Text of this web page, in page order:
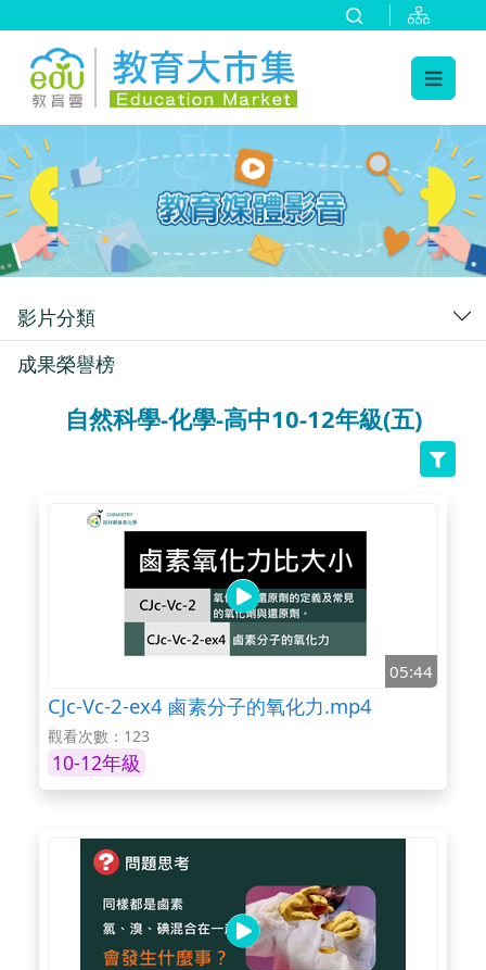
:::
影片分類
成果榮譽榜
自然科學-化學-高中10-12年級(五)
05:44
CJc-Vc-2-ex4 鹵素分子的氧化力.mp4
觀看次數：123
10-12年級